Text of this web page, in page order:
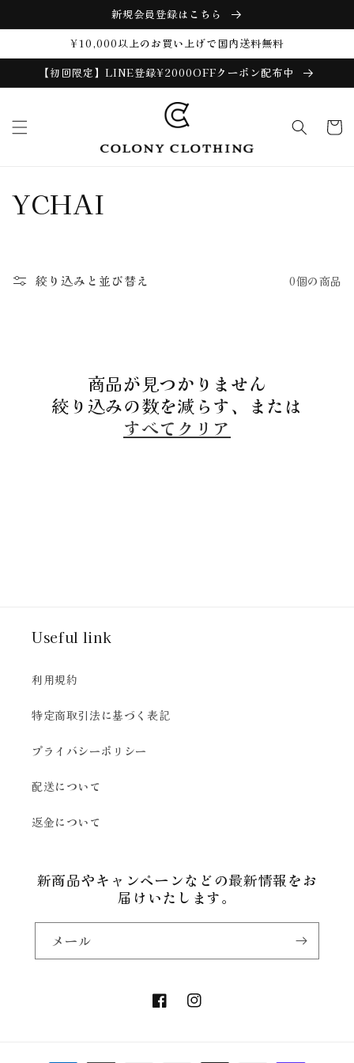
進む
新規会員登録はこちら
¥10,000以上のお買い上げで国内送料無料
【初回限定】LINE登録¥2000OFFクーポン配布中
ー
コ
ク
YCHAI
絞り込みと並び替え 0個の商品
商品が見つかりません
絞り込みの数を減らす、または
すべてクリア
Useful link
利用規約
特定商取引法に基づく表記
プライバシーポリシー
配送について
返金について
新商品やキャンペーンなどの最新情報をお
届けいたします。
メール
FacebookInstagram